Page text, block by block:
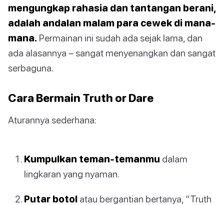
mengungkap rahasia dan tantangan berani,
adalah andalan malam para cewek di mana-
mana. Permainan ini sudah ada sejak lama, dan
ada alasannya – sangat menyenangkan dan sangat
serbaguna.
Cara Bermain Truth or Dare
Aturannya sederhana:
Kumpulkan teman-temanmu dalam
lingkaran yang nyaman.
Putar botol atau bergantian bertanya, “Truth